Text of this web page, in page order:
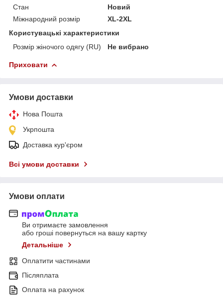
Стан
Новий
Міжнародний розмір
XL-2XL
Користувацькі характеристики
Розмір жіночого одягу (RU)
Не вибрано
Приховати
Умови доставки
Нова Пошта
Укрпошта
Доставка кур'єром
Всі умови доставки
Умови оплати
Ви отримаєте замовлення
або гроші повернуться на вашу картку
Детальніше
Оплатити частинами
Післяплата
Оплата на рахунок